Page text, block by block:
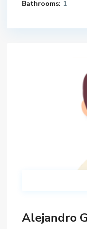
Bathrooms: 1
Alejandro